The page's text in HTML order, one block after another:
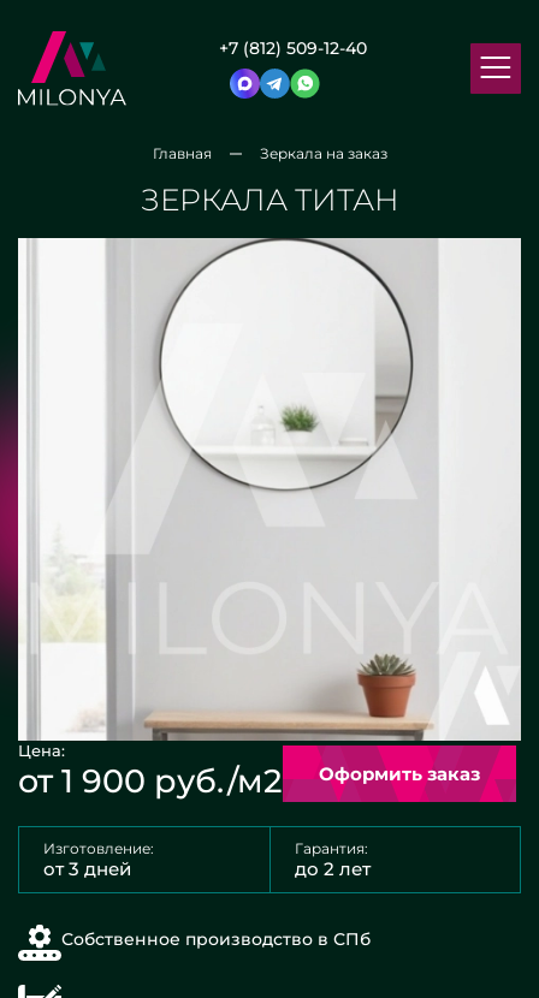
+7 (812) 509-12-40
Главная Зеркала на заказ
ЗЕРКАЛА ТИТАН
Цена:
от 1 900 руб./м2 Оформить заказ
Изготовление:
от 3 дней
Гарантия:
до 2 лет
Собственное производство в СПб